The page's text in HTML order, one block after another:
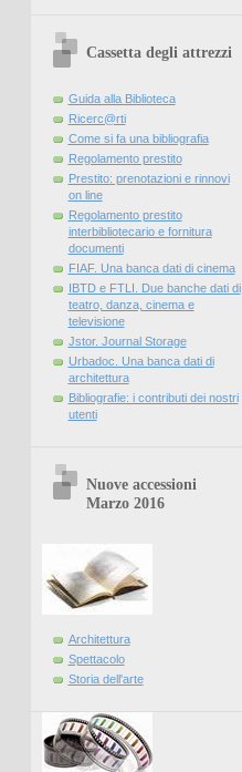
Cassetta degli attrezzi
Guida alla Biblioteca
Ricerc@rti
Come si fa una bibliografia
Regolamento prestito
Prestito: prenotazioni e rinnovi
on line
Regolamento prestito
interbibliotecario e fornitura
documenti
FIAF. Una banca dati di cinema
IBTD e FTLI. Due banche dati di
teatro, danza, cinema e
televisione
Jstor. Journal Storage
Urbadoc. Una banca dati di
architettura
Bibliografie: i contributi dei nostri
utenti
Nuove accessioni
Marzo 2016
Architettura
Spettacolo
Storia dell'arte